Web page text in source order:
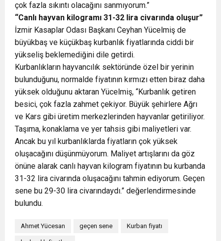
çok fazla sıkıntı olacağını sanmıyorum.”
“Canlı hayvan kilogramı 31-32 lira civarında oluşur”
İzmir Kasaplar Odası Başkanı Ceyhan Yücelmiş de
büyükbaş ve küçükbaş kurbanlık fiyatlarında ciddi bir
yükseliş beklemediğini dile getirdi.
Kurbanlıkların hayvancılık sektöründe özel bir yerinin
bulunduğunu, normalde fiyatının kırmızı etten biraz daha
yüksek olduğunu aktaran Yücelmiş, “Kurbanlık getiren
besici, çok fazla zahmet çekiyor. Büyük şehirlere Ağrı
ve Kars gibi üretim merkezlerinden hayvanlar getiriliyor.
Taşıma, konaklama ve yer tahsis gibi maliyetleri var.
Ancak bu yıl kurbanlıklarda fiyatların çok yüksek
oluşacağını düşünmüyorum. Maliyet artışlarını da göz
önüne alarak canlı hayvan kilogram fiyatının bu kurbanda
31-32 lira civarında oluşacağını tahmin ediyorum. Geçen
sene bu 29-30 lira civarındaydı.” değerlendirmesinde
bulundu.
Ahmet Yücesan geçen sene Kurban fiyatı